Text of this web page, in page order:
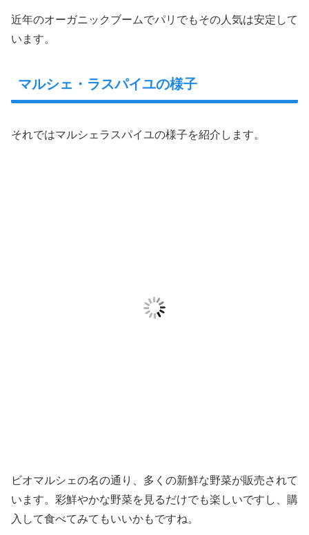
近年のオーガニックブームでパリでもその人気は安定して
います。
マルシェ・ラスパイユの様子
それではマルシェラスパイユの様子を紹介します。
ビオマルシェの名の通り、多くの新鮮な野菜が販売されて
います。彩鮮やかな野菜を見るだけでも楽しいですし、購
入して食べてみてもいいかもですね。